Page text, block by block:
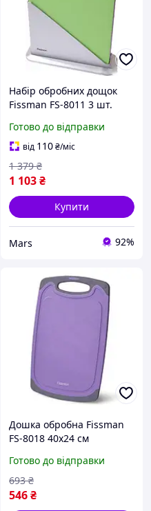
Набір обробних дощок
Fissman FS-8011 3 шт.
Готово до відправки
від 110₴/міс
1 103₴
1 379 ₴
Купити
Mars 92%
Дошка обробна Fissman
FS-8018 40х24 см
Готово до відправки
546₴
693 ₴